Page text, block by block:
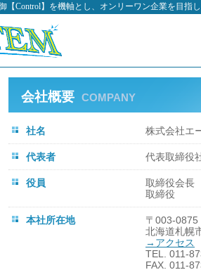
【Control】を機軸とし、オンリーワン企業を目指
会社概要 COMPANY
社名 株式会社エ
代表者 代表取締役
役員
取締役会
取締役
本社所在地
〒003-0875
北海道札幌
→アクセス
TEL. 011-
FAX. 011-